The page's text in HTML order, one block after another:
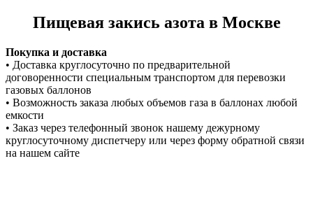
Пищевая закись азота в Москве
Покупка и доставка
• Доставка круглосуточно по предварительной
договоренности специальным транспортом для перевозки
газовых баллонов
• Возможность заказа любых объемов газа в баллонах любой
емкости
• Заказ через телефонный звонок нашему дежурному
круглосуточному диспетчеру или через форму обратной связи
на нашем сайте